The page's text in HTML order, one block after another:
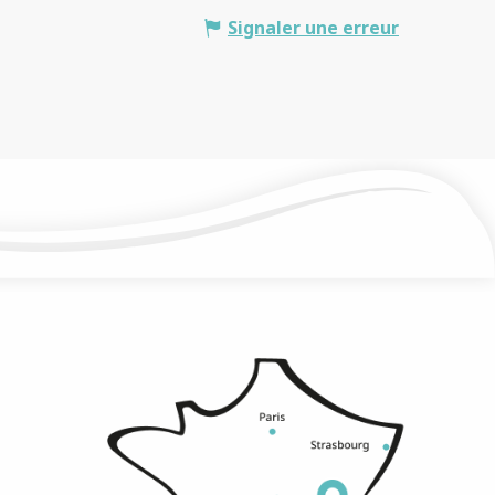
Signaler une erreur